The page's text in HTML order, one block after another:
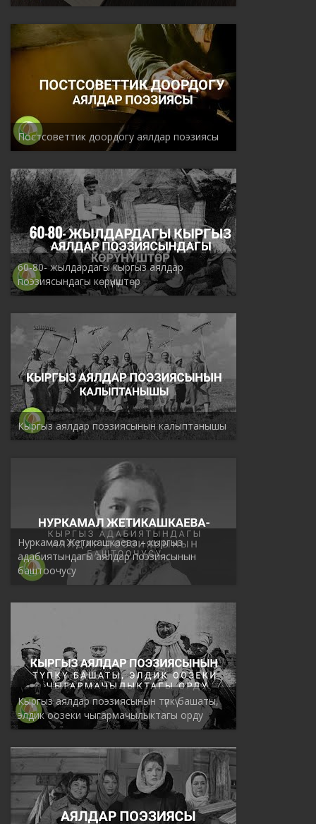
Постсоветтик доордогу аялдар поэзиясы
60-80- жылдардагы кыргыз аялдар
поэзиясындагы көрүнүштөр
Кыргыз аялдар поэзиясынын калыптанышы
Нуркамал Жетикашкаева – кыргыз
адабиятындагы аялдар поэзиясынын
баштоочусу
Кыргыз аялдар поэзиясынын түпкү башаты,
элдик оозеки чыгармачылыктагы орду